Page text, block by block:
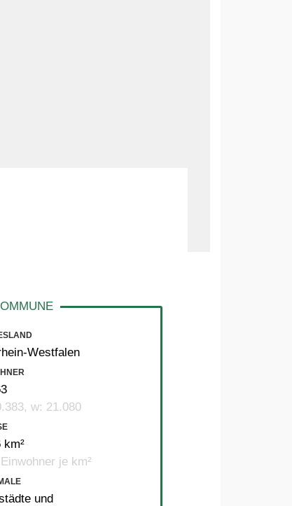
Westfalen
w: 21.080
km²
je km²
und